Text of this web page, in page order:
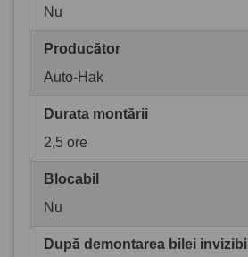
Nu
Producător
Auto-Hak
Durata montării
2,5 ore
Blocabil
Nu
După demontarea bilei invizibil